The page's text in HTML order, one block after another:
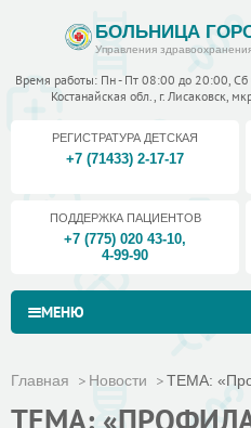
БОЛЬНИЦА
Управления
Время работы: Пн - Пт 08:00 до 20:00,
Костанайская обл., г. Лисаковск,
РЕГИСТРАТУРА ДЕТСКАЯ
+7 (71433) 2-17-17
ПОДДЕРЖКА ПАЦИЕНТОВ
+7 (775) 020 43-10,
4-99-90
МЕНЮ
Главная Новости ТЕМА:
ТЕМА: